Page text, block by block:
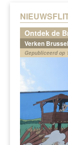
Ontdek de
Verken
Gepubliceerd op